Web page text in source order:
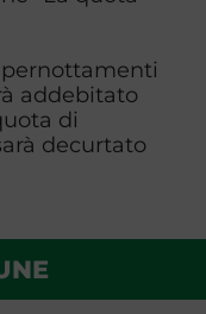
addebitato
di
decurtato